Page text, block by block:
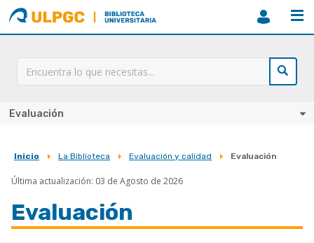
ULPGC
Biblioteca
ULPGC
Evaluación
Sobrescribir
enlaces
de
ayuda
Inicio La Biblioteca Evaluación y calidad Evaluación
Última actualización: 03 de Agosto de 2026
Evaluación